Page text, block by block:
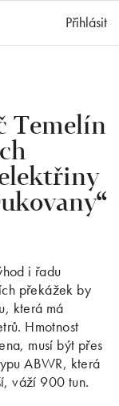
Přihlásit
Temelín
i řadu
překážek by
která má
Hmotnost
musí být přes
ABWR, která
váží 900 tun.